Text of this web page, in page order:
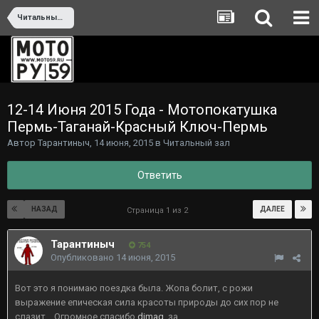
Читальный зал
12-14 Июня 2015 Года - Мотопокатушка
Пермь-Таганай-Красный Ключ-Пермь
Автор Тарантиныч, 14 июня, 2015 в Читальный зал
Ответить
НАЗАД ДАЛЕЕ
Страница 1 из 2
Тарантиныч 754
Опубликовано 14 июня, 2015
Вот это я понимаю поездка была. Жопа болит, с рожи
выражение епическая сила красоты природы до сих пор не
слазит... Огромное спасибо dimag , за